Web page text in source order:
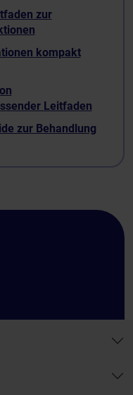
zur
kompakt
Leitfaden
zur Behandlung